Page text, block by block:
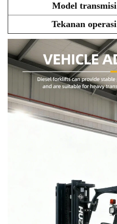
Model transmisi
Tekanan operasi